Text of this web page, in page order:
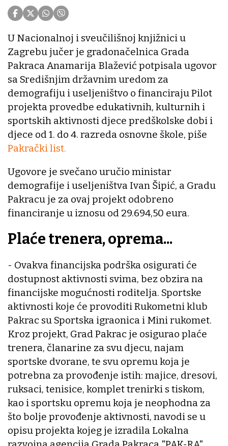
U Nacionalnoj i sveučilišnoj knjižnici u
Zagrebu jučer je gradonačelnica Grada
Pakraca Anamarija Blažević potpisala ugovor
sa Središnjim državnim uredom za
demografiju i useljeništvo o financiraju Pilot
projekta provedbe edukativnih, kulturnih i
sportskih aktivnosti djece predškolske dobi i
djece od 1. do 4. razreda osnovne škole, piše
Pakrački list.
Ugovore je svečano uručio ministar
demografije i useljeništva Ivan Šipić, a Gradu
Pakracu je za ovaj projekt odobreno
financiranje u iznosu od 29.694,50 eura.
Plaće trenera, oprema...
- Ovakva financijska podrška osigurati će
dostupnost aktivnosti svima, bez obzira na
financijske mogućnosti roditelja. Sportske
aktivnosti koje će provoditi Rukometni klub
Pakrac su Sportska igraonica i Mini rukomet.
Kroz projekt, Grad Pakrac je osigurao plaće
trenera, članarine za svu djecu, najam
sportske dvorane, te svu opremu koja je
potrebna za provođenje istih: majice, dresovi,
ruksaci, tenisice, komplet trenirki s tiskom,
kao i sportsku opremu koja je neophodna za
što bolje provođenje aktivnosti, navodi se u
opisu projekta kojeg je izradila Lokalna